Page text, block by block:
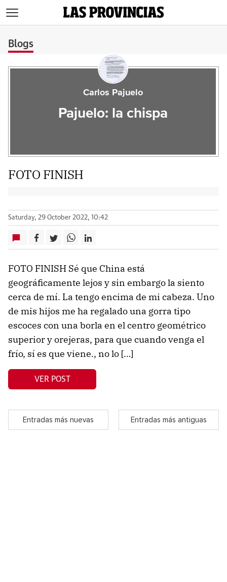
Blogs
Carlos Pajuelo
Pajuelo: la chispa
FOTO FINISH
Saturday, 29 October 2022, 10:42
FOTO FINISH Sé que China está
geográficamente lejos y sin embargo la siento
cerca de mí. La tengo encima de mi cabeza. Uno
de mis hijos me ha regalado una gorra tipo
escoces con una borla en el centro geométrico
superior y orejeras, para que cuando venga el
frío, sí es que viene., no lo […]
VER POST
Entradas más nuevas Entradas más antiguas